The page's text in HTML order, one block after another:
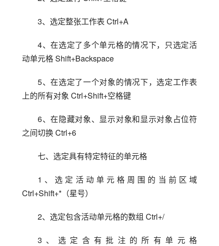
3、选定整张工作表 Ctrl+A
4、在选定了多个单元格的情况下，只选定活
动单元格 Shift+Backspace
5、在选定了一个对象的情况下，选定工作表
上的所有对象 Ctrl+Shift+空格键
6、在隐藏对象、显示对象和显示对象占位符
之间切换 Ctrl+6
七、选定具有特定特征的单元格
1、选定活动单元格周围的当前区域
Ctrl+Shift+*（星号）
2、选定包含活动单元格的数组 Ctrl+/
3、选定含有批注的所有单元格